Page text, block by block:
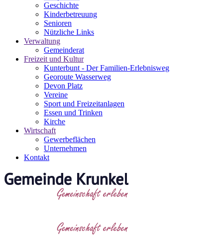
Geschichte
Kinderbetreuung
Senioren
Nützliche Links
Verwaltung
Gemeinderat
Freizeit und Kultur
Kunterbunt - Der Familien-Erlebnisweg
Georoute Wasserweg
Devon Platz
Vereine
Sport und Freizeitanlagen
Essen und Trinken
Kirche
Wirtschaft
Gewerbeflächen
Unternehmen
Kontakt